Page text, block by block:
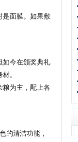
是面膜。如果敷
如今在颁奖典礼
。
粮为主，配上各
的清洁功能，